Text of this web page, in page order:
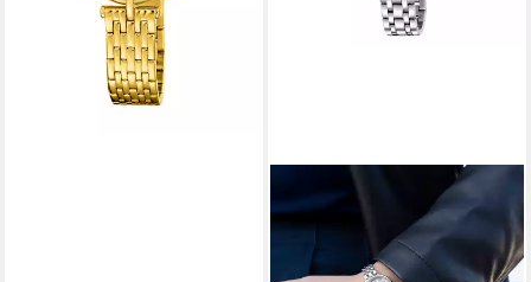
FESTINA
Quarzuhr Mademoiselle
F20744_1, Armbanduhr,
Damenuhr, Edelstahlarmband,